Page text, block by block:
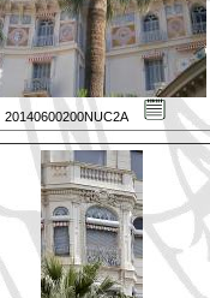
20140600200NUC2A